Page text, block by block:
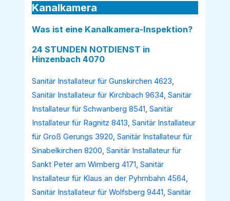
Kanalkamera
Was ist eine Kanalkamera-Inspektion?
24 STUNDEN NOTDIENST in
Hinzenbach 4070
Sanitär Installateur für Gunskirchen 4623,
Sanitär Installateur für Kirchbach 9634,Sanitär
Installateur für Schwanberg 8541,Sanitär
Installateur für Ragnitz 8413,Sanitär Installateur
für Groß Gerungs 3920,Sanitär Installateur für
Sinabelkirchen 8200,Sanitär Installateur für
Sankt Peter am Wimberg 4171,Sanitär
Installateur für Klaus an der Pyhrnbahn 4564,
Sanitär Installateur für Wolfsberg 9441,Sanitär